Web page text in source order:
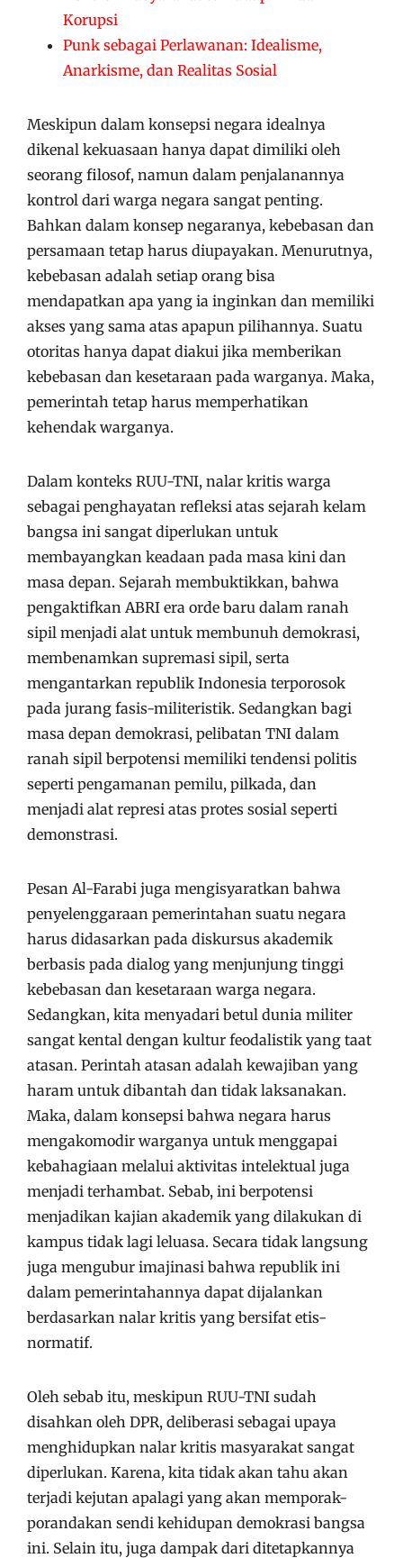
Korupsi
Punk sebagai Perlawanan: Idealisme,
Anarkisme, dan Realitas Sosial
Meskipun dalam konsepsi negara idealnya
dikenal kekuasaan hanya dapat dimiliki oleh
seorang filosof, namun dalam penjalanannya
kontrol dari warga negara sangat penting.
Bahkan dalam konsep negaranya, kebebasan dan
persamaan tetap harus diupayakan. Menurutnya,
kebebasan adalah setiap orang bisa
mendapatkan apa yang ia inginkan dan memiliki
akses yang sama atas apapun pilihannya. Suatu
otoritas hanya dapat diakui jika memberikan
kebebasan dan kesetaraan pada warganya. Maka,
pemerintah tetap harus memperhatikan
kehendak warganya.
Dalam konteks RUU-TNI, nalar kritis warga
sebagai penghayatan refleksi atas sejarah kelam
bangsa ini sangat diperlukan untuk
membayangkan keadaan pada masa kini dan
masa depan. Sejarah membuktikkan, bahwa
pengaktifkan ABRI era orde baru dalam ranah
sipil menjadi alat untuk membunuh demokrasi,
membenamkan supremasi sipil, serta
mengantarkan republik Indonesia terporosok
pada jurang fasis-militeristik. Sedangkan bagi
masa depan demokrasi, pelibatan TNI dalam
ranah sipil berpotensi memiliki tendensi politis
seperti pengamanan pemilu, pilkada, dan
menjadi alat represi atas protes sosial seperti
demonstrasi.
Pesan Al-Farabi juga mengisyaratkan bahwa
penyelenggaraan pemerintahan suatu negara
harus didasarkan pada diskursus akademik
berbasis pada dialog yang menjunjung tinggi
kebebasan dan kesetaraan warga negara.
Sedangkan, kita menyadari betul dunia militer
sangat kental dengan kultur feodalistik yang taat
atasan. Perintah atasan adalah kewajiban yang
haram untuk dibantah dan tidak laksanakan.
Maka, dalam konsepsi bahwa negara harus
mengakomodir warganya untuk menggapai
kebahagiaan melalui aktivitas intelektual juga
menjadi terhambat. Sebab, ini berpotensi
menjadikan kajian akademik yang dilakukan di
kampus tidak lagi leluasa. Secara tidak langsung
juga mengubur imajinasi bahwa republik ini
dalam pemerintahannya dapat dijalankan
berdasarkan nalar kritis yang bersifat etis-
normatif.
Oleh sebab itu, meskipun RUU-TNI sudah
disahkan oleh DPR, deliberasi sebagai upaya
menghidupkan nalar kritis masyarakat sangat
diperlukan. Karena, kita tidak akan tahu akan
terjadi kejutan apalagi yang akan memporak-
porandakan sendi kehidupan demokrasi bangsa
ini. Selain itu, juga dampak dari ditetapkannya